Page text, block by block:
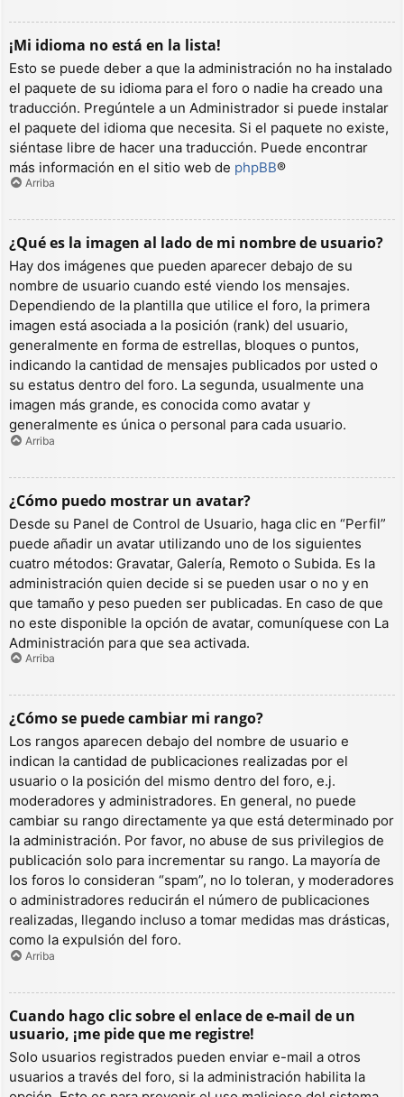
¡Mi idioma no está en la lista!
Esto se puede deber a que la administración no ha instalado
el paquete de su idioma para el foro o nadie ha creado una
traducción. Pregúntele a un Administrador si puede instalar
el paquete del idioma que necesita. Si el paquete no existe,
siéntase libre de hacer una traducción. Puede encontrar
más información en el sitio web de phpBB®
Arriba
¿Qué es la imagen al lado de mi nombre de usuario?
Hay dos imágenes que pueden aparecer debajo de su
nombre de usuario cuando esté viendo los mensajes.
Dependiendo de la plantilla que utilice el foro, la primera
imagen está asociada a la posición (rank) del usuario,
generalmente en forma de estrellas, bloques o puntos,
indicando la cantidad de mensajes publicados por usted o
su estatus dentro del foro. La segunda, usualmente una
imagen más grande, es conocida como avatar y
generalmente es única o personal para cada usuario.
Arriba
¿Cómo puedo mostrar un avatar?
Desde su Panel de Control de Usuario, haga clic en “Perfil”
puede añadir un avatar utilizando uno de los siguientes
cuatro métodos: Gravatar, Galería, Remoto o Subida. Es la
administración quien decide si se pueden usar o no y en
que tamaño y peso pueden ser publicadas. En caso de que
no este disponible la opción de avatar, comuníquese con La
Administración para que sea activada.
Arriba
¿Cómo se puede cambiar mi rango?
Los rangos aparecen debajo del nombre de usuario e
indican la cantidad de publicaciones realizadas por el
usuario o la posición del mismo dentro del foro, e.j.
moderadores y administradores. En general, no puede
cambiar su rango directamente ya que está determinado por
la administración. Por favor, no abuse de sus privilegios de
publicación solo para incrementar su rango. La mayoría de
los foros lo consideran “spam”, no lo toleran, y moderadores
o administradores reducirán el número de publicaciones
realizadas, llegando incluso a tomar medidas mas drásticas,
como la expulsión del foro.
Arriba
Cuando hago clic sobre el enlace de e-mail de un
usuario, ¡me pide que me registre!
Solo usuarios registrados pueden enviar e-mail a otros
usuarios a través del foro, si la administración habilita la